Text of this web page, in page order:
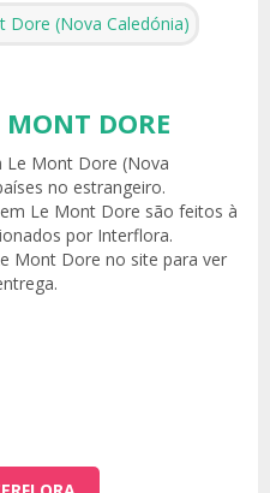
MONT DORE
Le Mont Dore (Nova
no estrangeiro.
Le Mont Dore são feitos à
por Interflora.
Mont Dore no site para ver